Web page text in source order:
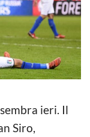
ieri. Il
Siro,